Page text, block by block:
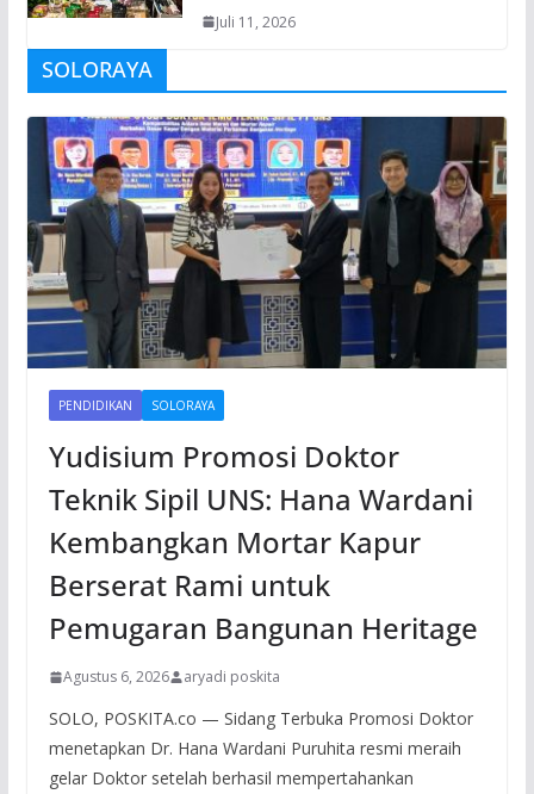
Juli 11, 2026
SOLORAYA
PENDIDIKAN SOLORAYA
Yudisium Promosi Doktor
Teknik Sipil UNS: Hana Wardani
Kembangkan Mortar Kapur
Berserat Rami untuk
Pemugaran Bangunan Heritage
Agustus 6, 2026 aryadi poskita
SOLO, POSKITA.co — Sidang Terbuka Promosi Doktor
menetapkan Dr. Hana Wardani Puruhita resmi meraih
gelar Doktor setelah berhasil mempertahankan